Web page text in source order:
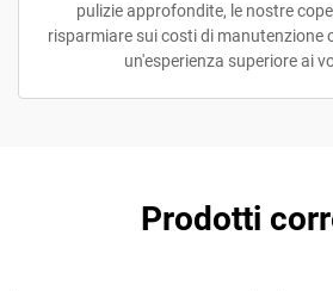
pulizie approfondite, le nostre
risparmiare sui costi di manutenzione
un'esperienza superiore ai
Prodotti